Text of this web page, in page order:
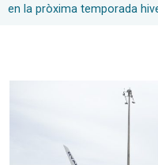
en la pròxima temporada